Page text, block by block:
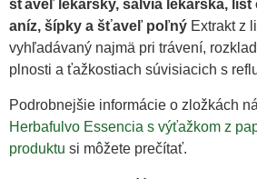
šťaveľ lekársky, šalvia lekárska, list
aníz, šípky a šťaveľ poľný Extrakt z
vyhľadávaný najmä pri trávení,
plnosti a ťažkostiach súvisiacich s
Podrobnejšie informácie o zložkách
Herbafulvo Essencia s výťažkom z
produktu si môžete prečítať.